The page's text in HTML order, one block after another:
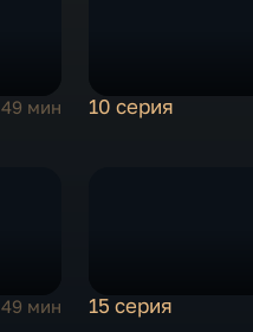
49 мин 10 серия
49 мин 15 серия